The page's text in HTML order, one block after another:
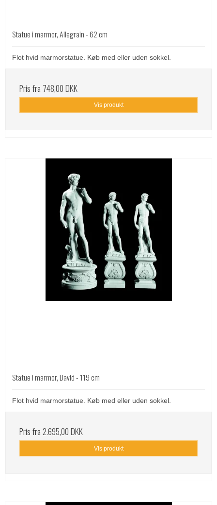
Statue i marmor, Allegrain - 62 cm
Flot hvid marmorstatue. Køb med eller uden sokkel.
Pris fra 748,00 DKK
Vis produkt
Statue i marmor, David - 119 cm
Flot hvid marmorstatue. Køb med eller uden sokkel.
Pris fra2.695,00 DKK
Vis produkt